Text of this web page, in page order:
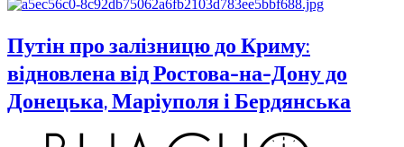
Путін про залізницю до Криму:
відновлена від Ростова-на-Дону до
Донецька, Маріуполя і Бердянська